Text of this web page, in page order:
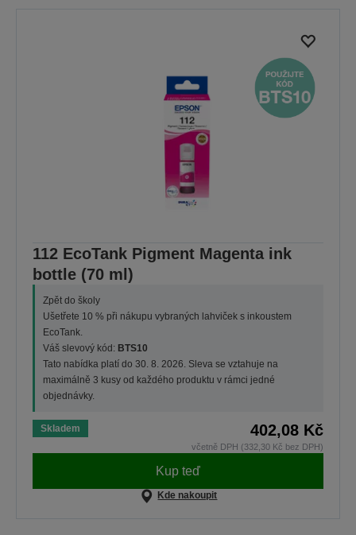
112 EcoTank Pigment Magenta ink
bottle (70 ml)
Zpět do školy
Ušetřete 10 % při nákupu vybraných lahviček s inkoustem
EcoTank.
Váš slevový kód: BTS10
Tato nabídka platí do 30. 8. 2026. Sleva se vztahuje na
maximálně 3 kusy od každého produktu v rámci jedné
objednávky.
Skladem 402,08 Kč
včetně DPH (332,30 Kč bez DPH)
Kup teď
Kde nakoupit